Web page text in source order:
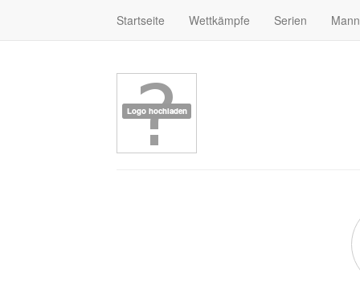
Startseite Wettkämpfe Serien